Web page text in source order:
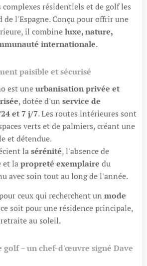
complexes résidentiels et de golf les
de l'Espagne. Conçu pour offrir une
il combineluxe, nature,
internationale.
paisible et sécurisé
est uneurbanisation privée et
, dotée d'un service de
et 7 j/7. Les routes intérieures sont
verts et de palmiers, créant une
et détendue.
lasérénité, l'absence de
et lapropreté exemplaire du
avec soin tout au long de l'année.
ceux qui recherchent un mode
soit pour une résidence principale,
au soleil.
golf – un chef-d'œuvre signé Dave